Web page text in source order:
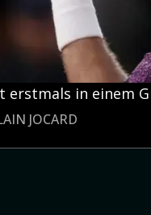
erstmals in einem
JOCARD